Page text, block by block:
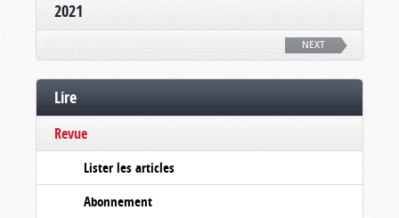
2021
NEXT
Lire
Revue
Lister les articles
Abonnement